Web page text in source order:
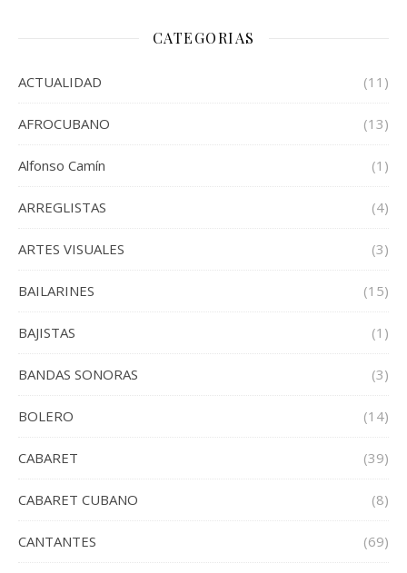
CATEGORIAS
ACTUALIDAD (11)
AFROCUBANO (13)
Alfonso Camín (1)
ARREGLISTAS (4)
ARTES VISUALES (3)
BAILARINES (15)
BAJISTAS (1)
BANDAS SONORAS (3)
BOLERO (14)
CABARET (39)
CABARET CUBANO (8)
CANTANTES (69)